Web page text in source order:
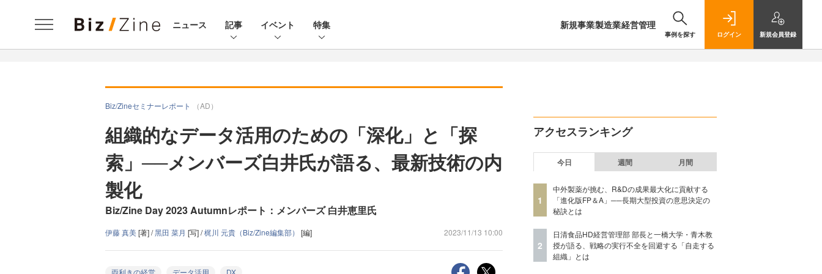
ニュース 記事 イベント 特集 新規事業製造業経営管理
事例を探す ログイン 新規会員登録
Biz/Zineセミナーレポート （AD）
組織的なデータ活用のための「深化」と「探
索」──メンバーズ白井氏が語る、最新技術の内
製化
Biz/Zine Day 2023 Autumnレポート：メンバーズ 白井恵里氏
伊藤 真美[著] /黑田 菜月 [写] /梶川 元貴（Biz/Zine編集部） [編] 2023/11/13 10:00
両利きの経営 データ活用 DX
アクセスランキング
今日 週間 月間
1
中外製薬が挑む、R&Dの成果最大化に貢献する
「進化版FP＆A」──長期大型投資の意思決定の
秘訣とは
2
日清食品HD経営管理部 部長と一橋大学・青木教
授が語る、戦略の実行不全を回避する「自走する
組織」とは